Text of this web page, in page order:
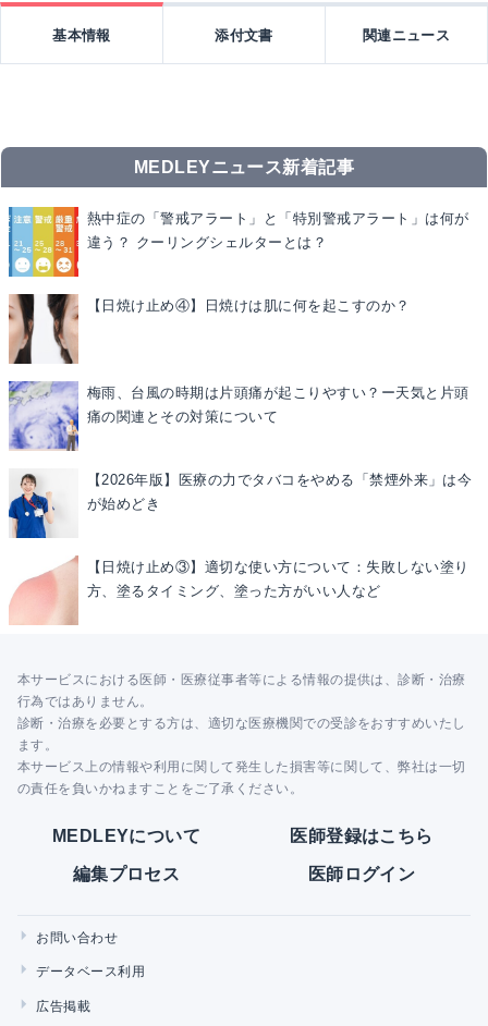
基本情報 添付文書 関連ニュース
MEDLEYニュース新着記事
熱中症の「警戒アラート」と「特別警戒アラート」は何が
違う？ クーリングシェルターとは？
【日焼け止め④】日焼けは肌に何を起こすのか？
梅雨、台風の時期は片頭痛が起こりやすい？ー天気と片頭
痛の関連とその対策について
【2026年版】医療の力でタバコをやめる「禁煙外来」は今
が始めどき
【日焼け止め③】適切な使い方について：失敗しない塗り
方、塗るタイミング、塗った方がいい人など
本サービスにおける医師・医療従事者等による情報の提供は、診断・治療
行為ではありません。
診断・治療を必要とする方は、適切な医療機関での受診をおすすめいたし
ます。
本サービス上の情報や利用に関して発生した損害等に関して、弊社は一切
の責任を負いかねますことをご了承ください。
MEDLEYについて 医師登録はこちら
編集プロセス 医師ログイン
お問い合わせ
データベース利用
広告掲載